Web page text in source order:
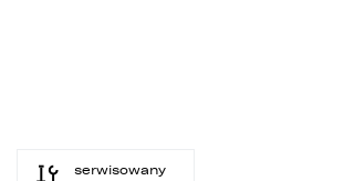
serwisowany